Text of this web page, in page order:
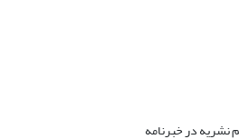
نشریه در خبرنامه